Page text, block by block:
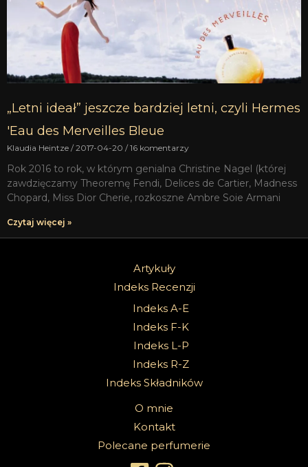
„Letni ideał” jeszcze bardziej letni, czyli Hermes
'Eau des Merveilles Bleue
Klaudia Heintze 2017-04-20 16 komentarzy
Rok 2016 to rok, w którym genialna Christine Nagel (której
zawdzięczamy Theoremę Fendi, Delices de Cartier, Madness
Chopard, Miss Dior Cherie, rozkoszne Ambre Soie Armani
Czytaj więcej »
Artykuły
Indeks Recenzji
Indeks A-E
Indeks F-K
Indeks L-P
Indeks R-Z
Indeks Składników
O mnie
Kontakt
Polecane perfumerie